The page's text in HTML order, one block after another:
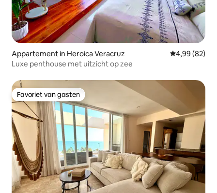
Appartement in Heroica Veracruz Gemiddelde
4,99 (82)
Luxe penthouse met uitzicht op zee
Favoriet van gasten
Favoriet van gasten